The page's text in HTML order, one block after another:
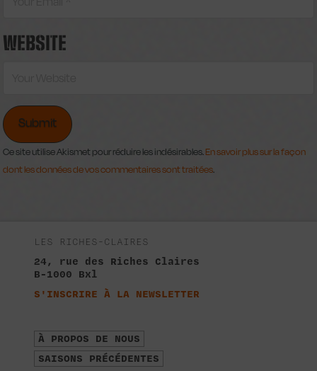
WEBSITE
Ce site utilise Akismet pour réduire les indésirables. En savoir plus sur la façon
dont les données de vos commentaires sont traitées
LES RICHES-CLAIRES
24, rue des Riches Claires
B-1000 Bxl
S'INSCRIRE À LA NEWSLETTER
À PROPOS DE NOUS
SAISONS PRÉCÉDENTES